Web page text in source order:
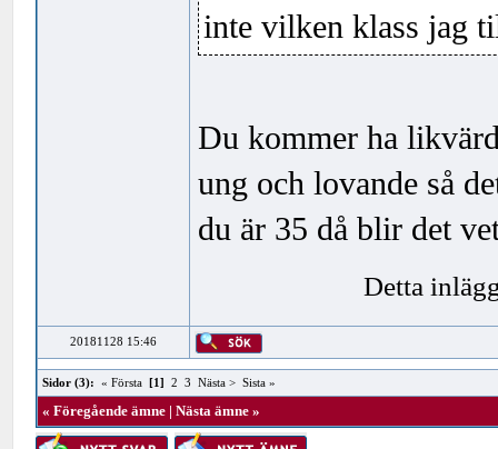
inte vilken klass jag
Du kommer ha
ung och lovande så
du är 35 då blir det
Detta
20181128 15:46
Sidor (3): « Första [1] 2 3 Nästa > Sista »
«Föregående ämne |Nästa ämne »